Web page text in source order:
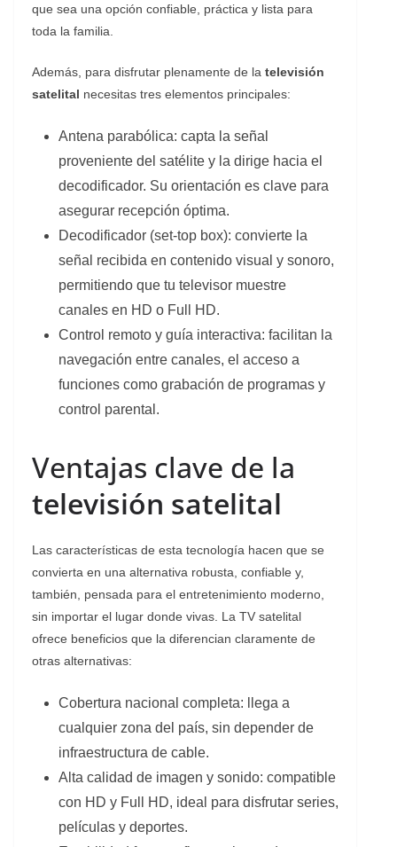
que sea una opción confiable, práctica y lista para
toda la familia.
Además, para disfrutar plenamente de la televisión
satelital necesitas tres elementos principales:
Antena parabólica: capta la señal
proveniente del satélite y la dirige hacia el
decodificador. Su orientación es clave para
asegurar recepción óptima.
Decodificador (set-top box): convierte la
señal recibida en contenido visual y sonoro,
permitiendo que tu televisor muestre
canales en HD o Full HD.
Control remoto y guía interactiva: facilitan la
navegación entre canales, el acceso a
funciones como grabación de programas y
control parental.
Ventajas clave de la
televisión satelital
Las características de esta tecnología hacen que se
convierta en una alternativa robusta, confiable y,
también, pensada para el entretenimiento moderno,
sin importar el lugar donde vivas. La TV satelital
ofrece beneficios que la diferencian claramente de
otras alternativas:
Cobertura nacional completa: llega a
cualquier zona del país, sin depender de
infraestructura de cable.
Alta calidad de imagen y sonido: compatible
con HD y Full HD, ideal para disfrutar series,
películas y deportes.